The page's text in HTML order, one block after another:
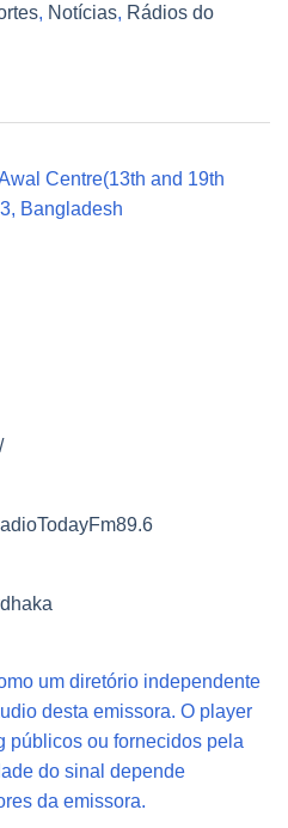
, Notícias, Rádios do
Centre(13th and 19th
Bangladesh
um diretório independente
desta emissora. O player
públicos ou fornecidos pela
do sinal depende
da emissora.